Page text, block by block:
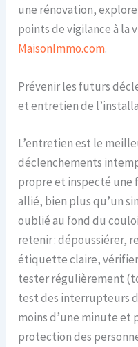
une rénovation,
points de vigilance à la
MaisonImmo.com.
Prévenir les futurs
et entretien de
L’entretien est le
déclenchements
propre et inspecté une
allié, bien plus qu’un
oublié au fond du
retenir : dépoussiérer,
étiquette claire, vérifier
tester régulièrement
test des interrupteurs
moins d’une minute et
protection des